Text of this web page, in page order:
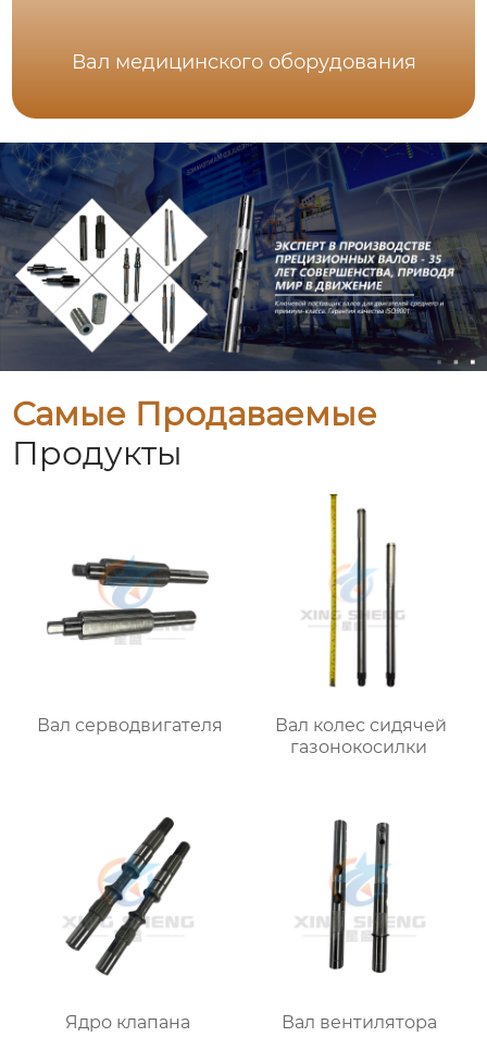
Вал медицинского оборудования
Самые Продаваемые
Продукты
Вал серводвигателя
Вал колес сидячей
газонокосилки
Ядро клапана
Вал вентилятора